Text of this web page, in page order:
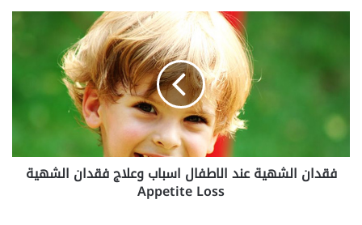
ا
ح
ت
ا
ش
ه
فقدان الشهية عند الاطفال اسباب وعلاج فقدان الشهية
Appetite Loss